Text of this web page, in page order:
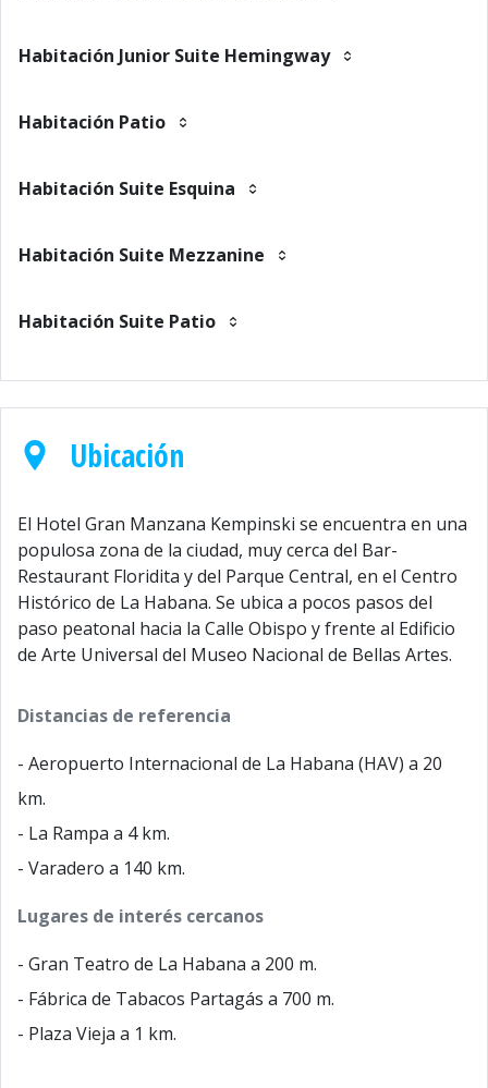
Habitación Junior Suite Hemingway
Habitación Patio
Habitación Suite Esquina
Habitación Suite Mezzanine
Habitación Suite Patio
Ubicación
El Hotel Gran Manzana Kempinski se encuentra en una
populosa zona de la ciudad, muy cerca del Bar-
Restaurant Floridita y del Parque Central, en el Centro
Histórico de La Habana. Se ubica a pocos pasos del
paso peatonal hacia la Calle Obispo y frente al Edificio
de Arte Universal del Museo Nacional de Bellas Artes.
Distancias de referencia
- Aeropuerto Internacional de La Habana (HAV) a 20
km.
- La Rampa a 4 km.
- Varadero a 140 km.
Lugares de interés cercanos
- Gran Teatro de La Habana a 200 m.
- Fábrica de Tabacos Partagás a 700 m.
- Plaza Vieja a 1 km.